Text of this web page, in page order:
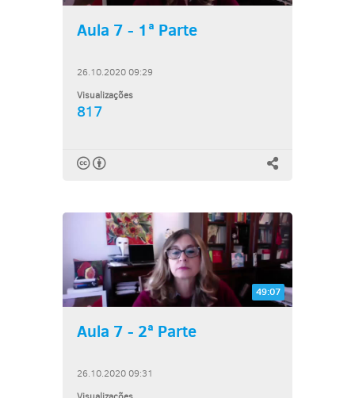
Aula 7 - 1ª Parte
26.10.2020 09:29
Visualizações
817
49:07
Aula 7 - 2ª Parte
26.10.2020 09:31